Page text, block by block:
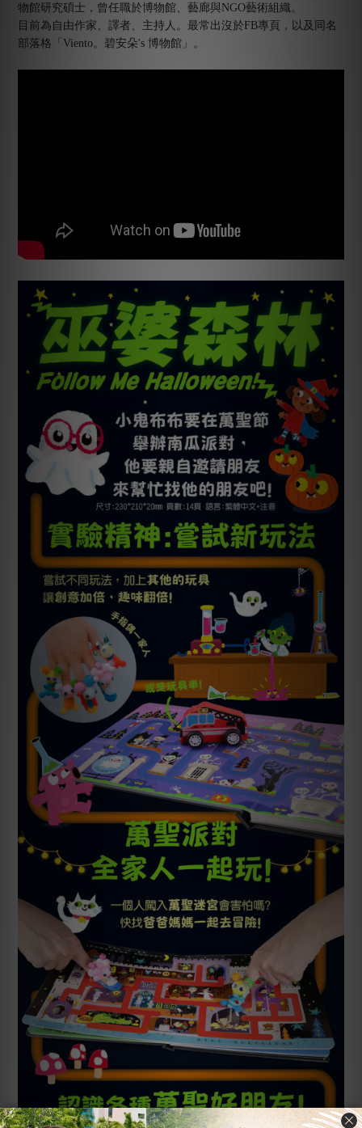
物館研究碩士，曾任職於博物館、藝廊與NGO藝術組織。
目前為自由作家、譯者、主持人。最常出沒於FB專頁，以及同名
部落格「Viento。碧安朵's 博物館」。